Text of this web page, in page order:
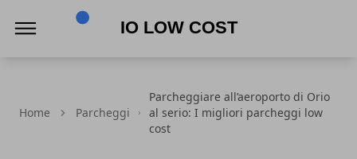
Home Parcheggi
Parcheggiare all’aeroporto di Orio
al serio: I migliori parcheggi low
cost